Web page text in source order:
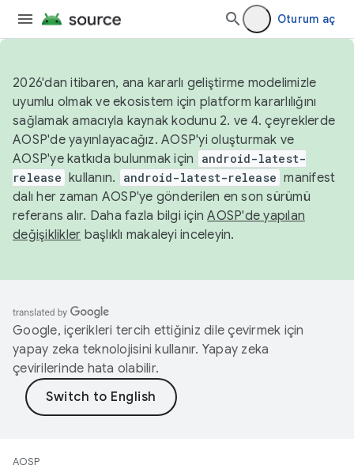
Oturum aç
2026'dan itibaren, ana kararlı geliştirme modelimizle
uyumlu olmak ve ekosistem için platform kararlılığını
sağlamak amacıyla kaynak kodunu 2. ve 4. çeyreklerde
AOSP'de yayınlayacağız. AOSP'yi oluşturmak ve
AOSP'ye katkıda bulunmak için
android-latest-
release kullanın. android-latest-release manifest
dalı her zaman AOSP'ye gönderilen en son sürümü
referans alır. Daha fazla bilgi içinAOSP'de yapılan
değişiklikler başlıklı makaleyi inceleyin.
Google, içerikleri tercih ettiğiniz dile çevirmek için
yapay zeka teknolojisini kullanır. Yapay zeka
çevirilerinde hata olabilir.
AOSP